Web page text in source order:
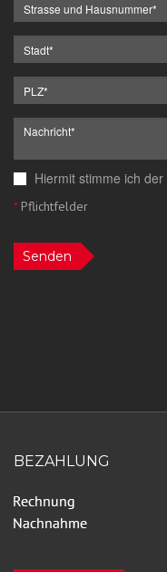
Hiermit stimme ich der
*Pflichtfelder
Senden
BEZAHLUNG